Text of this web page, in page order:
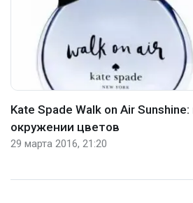
Kate Spade Walk on Air Sunshine:
окружении цветов
29 марта 2016, 21:20